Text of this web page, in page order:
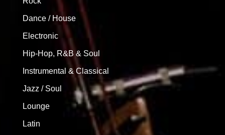
Dance / House
Electronic
Hip-Hop, R&B & Soul
Instrumental & Classical
Jazz / Soul
Lounge
Latin